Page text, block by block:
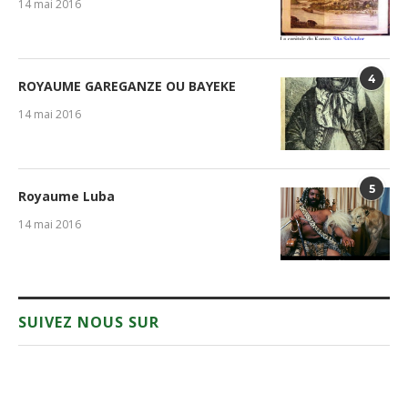
14 mai 2016
4
ROYAUME GAREGANZE OU BAYEKE
14 mai 2016
5
Royaume Luba
14 mai 2016
SUIVEZ NOUS SUR